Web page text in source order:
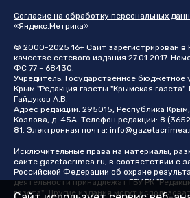
Согласие на обработку персональных
«Яндекс.Метрика»
© 2000-2025 16+ Сайт зарегистрирован в
качестве сетевого издания 27.01.2017.
ФС 77 - 68430.
Учредитель: Государственное бюджетное
Крым "Редакция газеты "Крымская газета".
Гайдуков А.В.
Адрес редакции: 295015, Республика
Козлова, д. 45А. Телефон редакции: 8
81. Электронная почта:
Исключительные права на материалы,
сайте gazetacrimea.ru, в соответствии с
Российской Федерации об охране
деятельности принадлежат ГБУ РК
газета". Другие издания могут